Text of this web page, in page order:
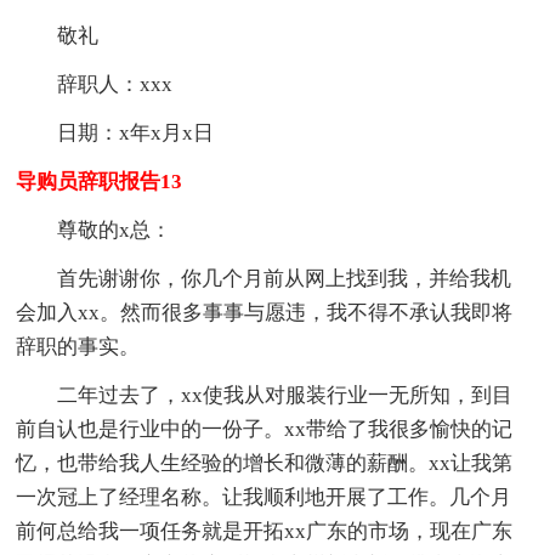
敬礼
辞职人：xxx
日期：x年x月x日
导购员辞职报告13
尊敬的x总：
首先谢谢你，你几个月前从网上找到我，并给我机
会加入xx。然而很多事事与愿违，我不得不承认我即将
辞职的事实。
二年过去了，xx使我从对服装行业一无所知，到目
前自认也是行业中的一份子。xx带给了我很多愉快的记
忆，也带给我人生经验的增长和微薄的薪酬。xx让我第
一次冠上了经理名称。让我顺利地开展了工作。几个月
前何总给我一项任务就是开拓xx广东的市场，现在广东